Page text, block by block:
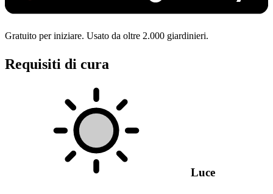
Gratuito per iniziare. Usato da oltre 2.000 giardinieri.
Requisiti di cura
Luce